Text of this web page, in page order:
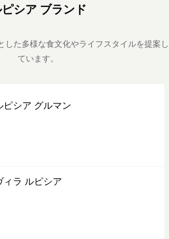
シア ブランド
した多様な食文化やライフスタイルを提案し
ています。
ピシア グルマン
ィラ ルピシア